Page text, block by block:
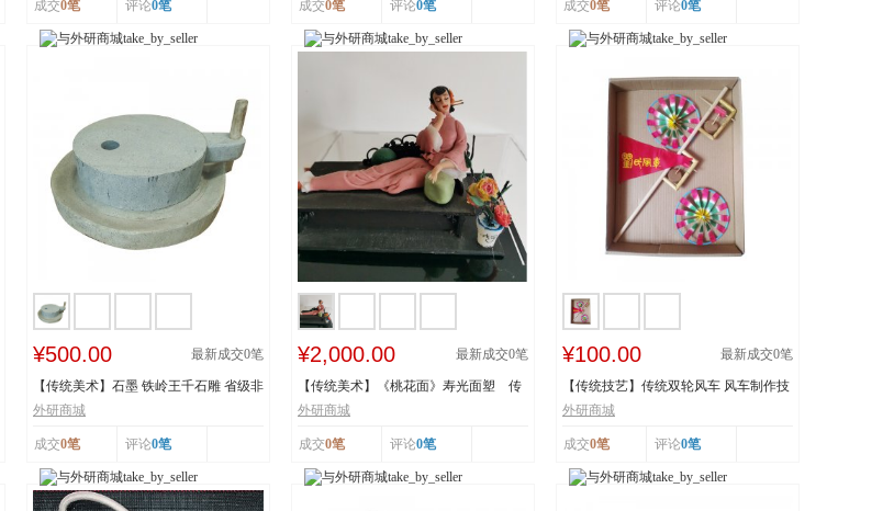
成交0笔 评论0笔 成交0笔 评论0笔 成交0笔 评论0笔
¥500.00 最新成交0笔
【传统美术】石墨 铁岭王千石雕 省级非
物质文化遗...
外研商城
成交0笔 评论0笔
¥2,000.00 最新成交0笔
【传统美术】《桃花面》寿光面塑 传
承人：王建美 市...
外研商城
成交0笔 评论0笔
¥100.00 最新成交0笔
【传统技艺】传统双轮风车 风车制作技
艺 传承人：刘...
外研商城
成交0笔 评论0笔